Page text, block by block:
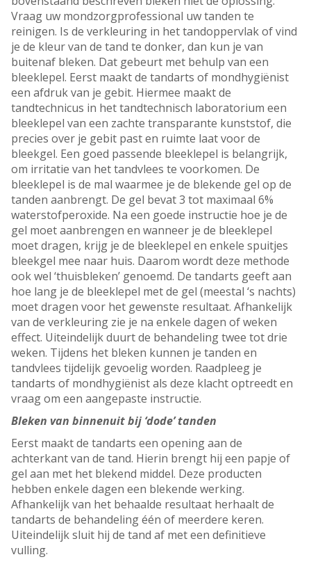
Vraag uw mondzorgprofessional uw tanden te
reinigen. Is de verkleuring in het tandoppervlak of vind
je de kleur van de tand te donker, dan kun je van
buitenaf bleken. Dat gebeurt met behulp van een
bleeklepel. Eerst maakt de tandarts of mondhygiënist
een afdruk van je gebit. Hiermee maakt de
tandtechnicus in het tandtechnisch laboratorium een
bleeklepel van een zachte transparante kunststof, die
precies over je gebit past en ruimte laat voor de
bleekgel. Een goed passende bleeklepel is belangrijk,
om irritatie van het tandvlees te voorkomen. De
bleeklepel is de mal waarmee je de blekende gel op de
tanden aanbrengt. De gel bevat 3 tot maximaal 6%
waterstofperoxide. Na een goede instructie hoe je de
gel moet aanbrengen en wanneer je de bleeklepel
moet dragen, krijg je de bleeklepel en enkele spuitjes
bleekgel mee naar huis. Daarom wordt deze methode
ook wel ‘thuisbleken’ genoemd. De tandarts geeft aan
hoe lang je de bleeklepel met de gel (meestal ‘s nachts)
moet dragen voor het gewenste resultaat. Afhankelijk
van de verkleuring zie je na enkele dagen of weken
effect. Uiteindelijk duurt de behandeling twee tot drie
weken. Tijdens het bleken kunnen je tanden en
tandvlees tijdelijk gevoelig worden. Raadpleeg je
tandarts of mondhygiënist als deze klacht optreedt en
vraag om een aangepaste instructie.
Bleken van binnenuit bij ‘dode’ tanden
Eerst maakt de tandarts een opening aan de
achterkant van de tand. Hierin brengt hij een papje of
gel aan met het blekend middel. Deze producten
hebben enkele dagen een blekende werking.
Afhankelijk van het behaalde resultaat herhaalt de
tandarts de behandeling één of meerdere keren.
Uiteindelijk sluit hij de tand af met een definitieve
vulling.